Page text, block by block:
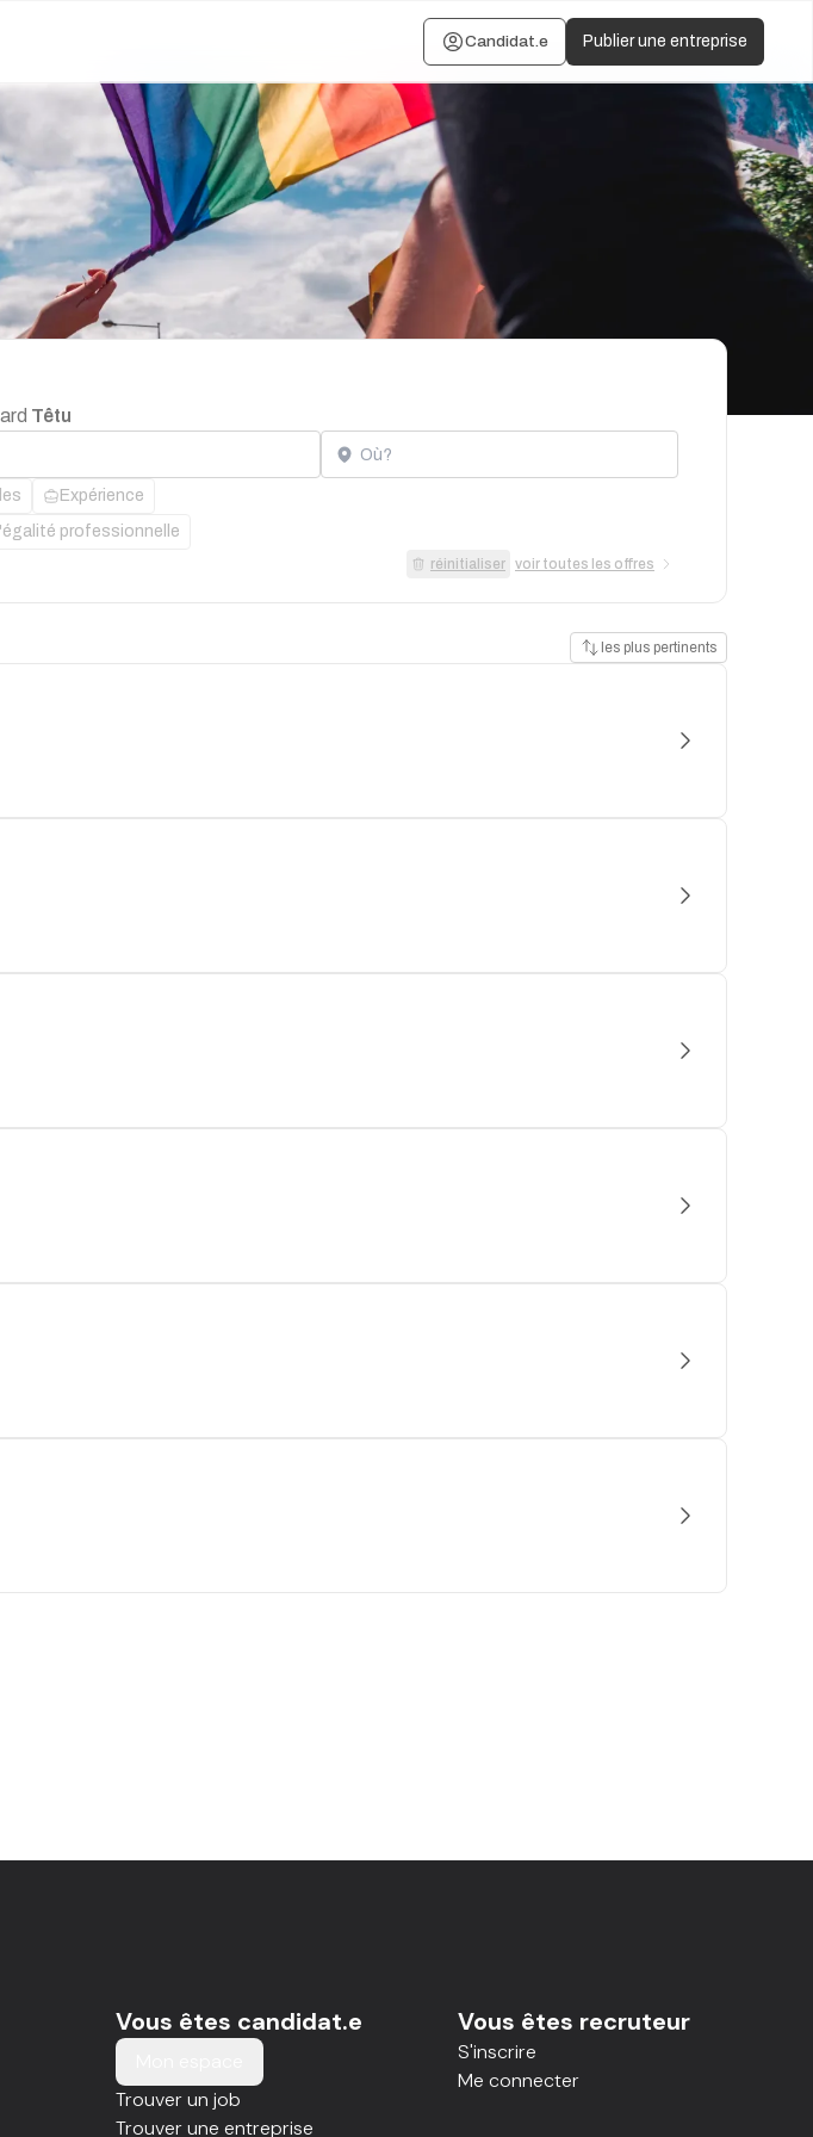
Candidat.e Publier une entreprise
Têtu
Localisation
Expérience
professionnelle
réinitialiser voir toutes les offres
les plus pertinents
Vous êtes candidat.e
Trouver un job
Trouver une entreprise
Vous êtes recruteur
S'inscrire
Me connecter